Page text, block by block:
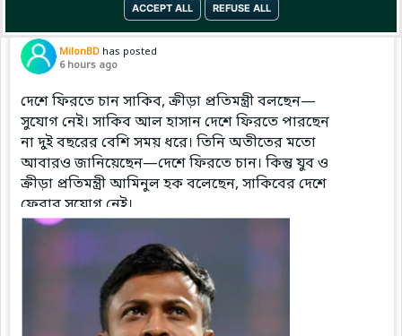
ACCEPT ALL REFUSE ALL
Pinned byMilonBD
MilonBD has posted
6 hours ago
দেশে ফিরতে চান সাকিব, ক্রীড়া প্রতিমন্ত্রী বলছেন—
সুযোগ নেই। সাকিব আল হাসান দেশে ফিরতে পারছেন
না দুই বছরের বেশি সময় ধরে। তিনি অতীতের মতো
আবারও জানিয়েছেন—দেশে ফিরতে চান। কিন্তু যুব ও
ক্রীড়া প্রতিমন্ত্রী আমিনুল হক বলেছেন, সাকিবের দেশে
ফেরার সুযোগ নেই।